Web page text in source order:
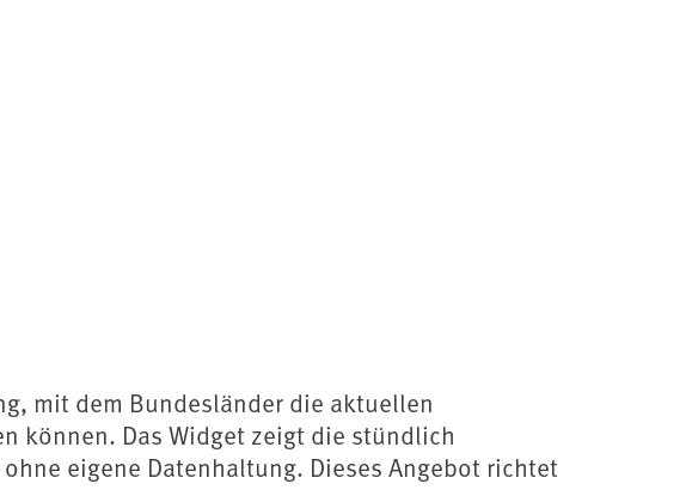
mit dem Bundesländer die aktuellen
können. Das Widget zeigt die stündlich
eigene Datenhaltung. Dieses Angebot richtet